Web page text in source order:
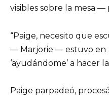
visibles sobre la mesa —
“Paige, necesito que
— Marjorie — estuvo en
‘ayudándome’ a hacer
Paige parpadeó,